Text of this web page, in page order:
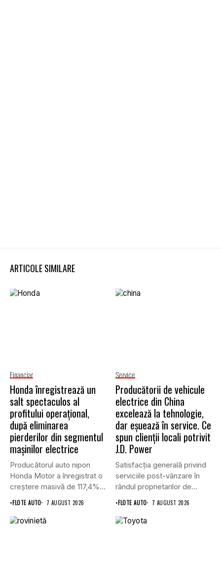
ARTICOLE SIMILARE
Financiar
Honda înregistrează un
salt spectaculos al
profitului operațional,
după eliminarea
pierderilor din segmentul
mașinilor electrice
Producătorul auto nipon
Honda Motor a înregistrat o
creștere masivă de 117,4%...
•FLOTE AUTO 7 AUGUST 2026
Service
Producătorii de vehicule
electrice din China
excelează la tehnologie,
dar eșuează în service. Ce
spun clienții locali potrivit
J.D. Power
Satisfacția generală privind
serviciile post-vânzare în
rândul proprietarilor de
vehicule cu energie...
•FLOTE AUTO 7 AUGUST 2026